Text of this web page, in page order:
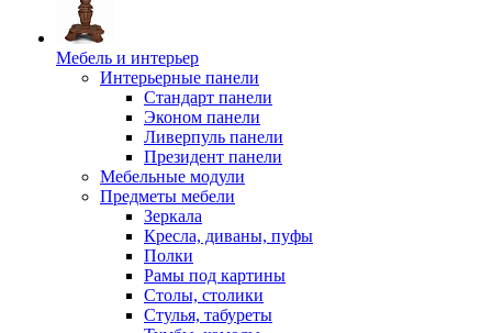
Мебель и интерьер
Интерьерные панели
Стандарт панели
Эконом панели
Ливерпуль панели
Президент панели
Мебельные модули
Предметы мебели
Зеркала
Кресла, диваны, пуфы
Полки
Рамы под картины
Столы, столики
Стулья, табуреты